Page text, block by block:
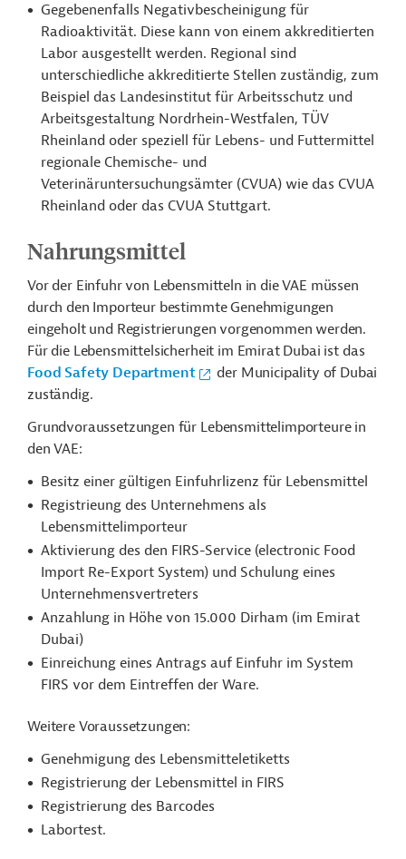
Gegebenenfalls Negativbescheinigung für
Radioaktivität. Diese kann von einem akkreditierten
Labor ausgestellt werden. Regional sind
unterschiedliche akkreditierte Stellen zuständig, zum
Beispiel das Landesinstitut für Arbeitsschutz und
Arbeitsgestaltung Nordrhein-Westfalen, TÜV
Rheinland oder speziell für Lebens- und Futtermittel
regionale Chemische- und
Veterinäruntersuchungsämter (CVUA) wie das CVUA
Rheinland oder das CVUA Stuttgart.
Nahrungsmittel
Vor der Einfuhr von Lebensmitteln in die VAE müssen
durch den Importeur bestimmte Genehmigungen
eingeholt und Registrierungen vorgenommen werden.
Für die Lebensmittelsicherheit im Emirat Dubai ist das
Food Safety Department
der Municipality of Dubai
zuständig.
Grundvoraussetzungen für Lebensmittelimporteure in
den VAE:
Besitz einer gültigen Einfuhrlizenz für Lebensmittel
Registrieung des Unternehmens als
Lebensmittelimporteur
Aktivierung des den FIRS-Service (electronic Food
Import Re-Export System) und Schulung eines
Unternehmensvertreters
Anzahlung in Höhe von 15.000 Dirham (im Emirat
Dubai)
Einreichung eines Antrags auf Einfuhr im System
FIRS vor dem Eintreffen der Ware.
Weitere Voraussetzungen:
Genehmigung des Lebensmitteletiketts
Registrierung der Lebensmittel in FIRS
Registrierung des Barcodes
Labortest.